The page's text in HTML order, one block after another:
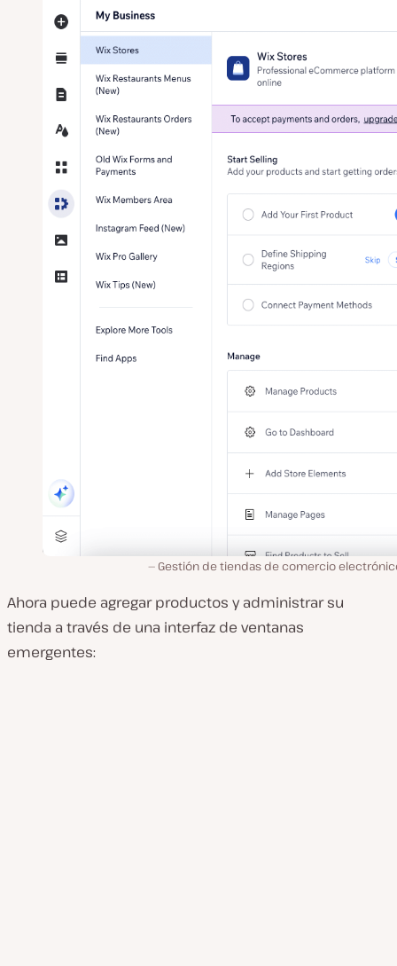
Gestión de tiendas de comercio
Ahora puede agregar productos y administrar su
tienda a través de una interfaz de ventanas
emergentes: